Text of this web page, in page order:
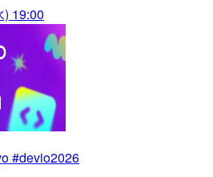
19:00
#devio2026